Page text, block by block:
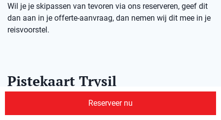
Wil je je skipassen van tevoren via ons reserveren, geef dit
dan aan in je offerte-aanvraag, dan nemen wij dit mee in je
reisvoorstel.
Pistekaart Trysil
Zie hieronder de pistekaart voor Trysil
Reserveer nu